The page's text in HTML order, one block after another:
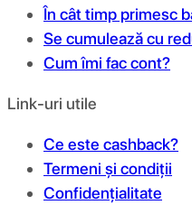
În cât timp primesc
Se cumulează cu
Cum îmi fac cont?
Link-uri utile
Ce este cashback?
Termeni și condiții
Confidențialitate